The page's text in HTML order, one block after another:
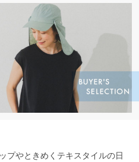
プやときめくテキスタイルの日